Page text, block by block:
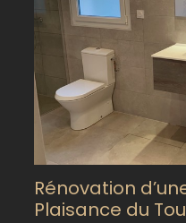
Rénovation
Plaisance du